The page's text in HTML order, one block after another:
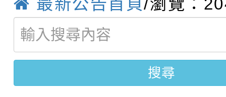
畫影片一案
劇比賽實施要點」及修
表
轉知：桃園市115年度
敬師藝文競賽』實施計
【甄選結果(第11招)】
學年度第1學期第7次
【甄選結果(第3招)】
最新公告首頁/瀏覽：
搜尋